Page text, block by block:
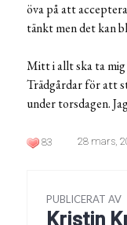
öva på att
tänkt men det kan
Mitt i allt ska ta
Trädgårdar för att
under torsdagen.
83 28 mars,
PUBLICERAT AV
Kristin